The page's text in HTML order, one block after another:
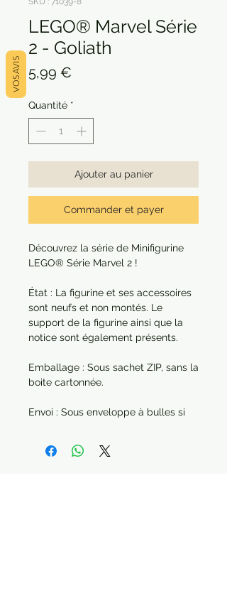
LEGO® Marvel Série
2 - Goliath
5,99 €
Quantité *
Ajouter au panier
Commander et payer
Découvrez la série de Minifigurine
LEGO® Série Marvel 2 !
État : La figurine et ses accessoires
sont neufs et non montés. Le
support de la figurine ainsi que la
notice sont également présents.
Emballage : Sous sachet ZIP, sans la
boite cartonnée.
Envoi : Sous enveloppe à bulles si
articles, chaque produit sera
VOS AVIS